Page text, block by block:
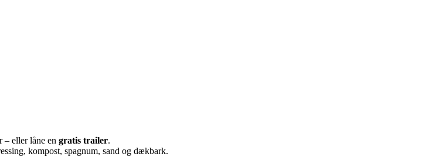
eller låne en gratis trailer.
kompost, spagnum, sand og dækbark.